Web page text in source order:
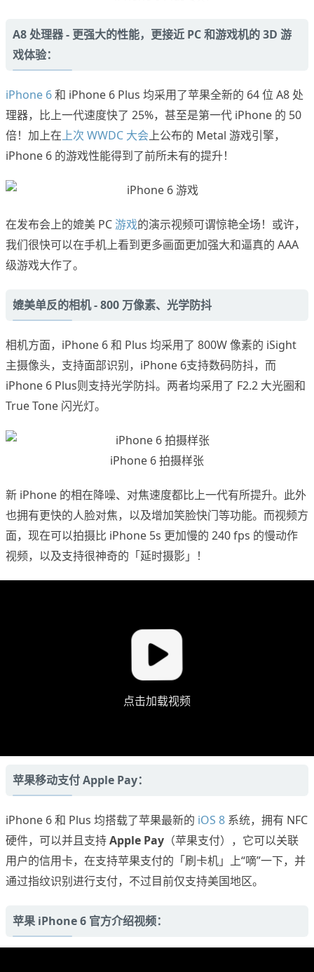
A8 处理器 - 更强大的性能，更接近 PC 和游戏机的 3D 游
戏体验：
iPhone 6和 iPhone 6 Plus 均采用了苹果全新的 64 位 A8 处
理器，比上一代速度快了 25%，甚至是第一代 iPhone 的 50
倍！加上在上次 WWDC 大会上公布的 Metal 游戏引擎，
iPhone 6 的游戏性能得到了前所未有的提升！
在发布会上的媲美 PC 游戏的演示视频可谓惊艳全场！或许，
我们很快可以在手机上看到更多画面更加强大和逼真的 AAA
级游戏大作了。
媲美单反的相机 - 800 万像素、光学防抖
相机方面，iPhone 6 和 Plus 均采用了 800W 像素的 iSight
主摄像头，支持面部识别，iPhone 6支持数码防抖，而
iPhone 6 Plus则支持光学防抖。两者均采用了 F2.2 大光圈和
True Tone 闪光灯。
iPhone 6 拍摄样张
新 iPhone 的相在降噪、对焦速度都比上一代有所提升。此外
也拥有更快的人脸对焦，以及增加笑脸快门等功能。而视频方
面，现在可以拍摄比 iPhone 5s 更加慢的 240 fps 的慢动作
视频，以及支持很神奇的「延时摄影」！
点击加载视频
苹果移动支付 Apple Pay：
iPhone 6 和 Plus 均搭载了苹果最新的 iOS 8 系统，拥有 NFC
硬件，可以并且支持Apple Pay （苹果支付），它可以关联
用户的信用卡，在支持苹果支付的「刷卡机」上“嘀”一下，并
通过指纹识别进行支付，不过目前仅支持美国地区。
苹果 iPhone 6 官方介绍视频：